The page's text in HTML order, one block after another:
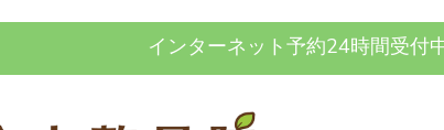
インターネット予約24時間受付
える」完全予約制の自費治療専門の整骨院です